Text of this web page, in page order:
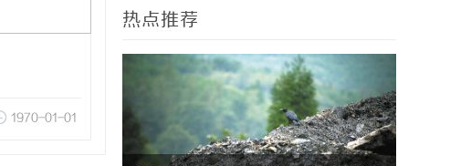
1970-01-01
热点推荐